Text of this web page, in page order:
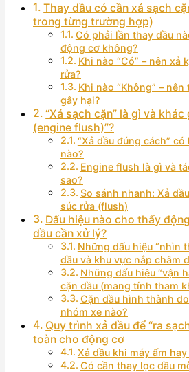
Thay dầu có cần xả sạch
trong từng trường hợp)
Có phải lần thay dầu
động cơ không?
Khi nào “Có” – nên xả
rửa?
Khi nào “Không” –
gây hại?
“Xả sạch cặn” là gì và
(engine flush)”?
“Xả dầu đúng cách”
nào?
Engine flush là gì và
sao?
So sánh nhanh: Xả
súc rửa (flush)
Dấu hiệu nào cho thấy
dầu cần xử lý?
Những dấu hiệu “nhìn
dầu và khu vực nắp châm
Những dấu hiệu “vận
cặn dầu (mang tính tham
Cặn dầu hình thành
nhóm xe nào?
Quy trình xả dầu để “ra
toàn cho động cơ
Xả dầu khi máy ấm
Có cần thay lọc dầu